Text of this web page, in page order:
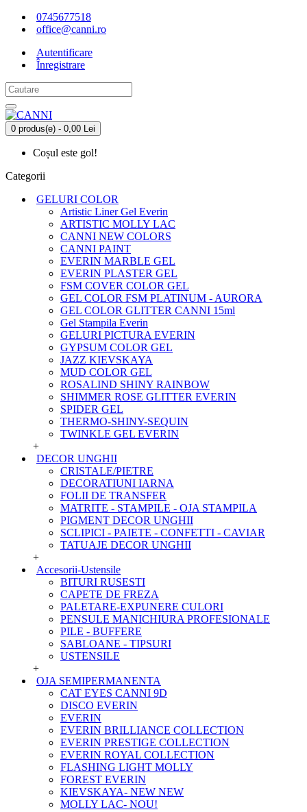
0745677518
office@canni.ro
Autentificare
Înregistrare
0 produs(e) - 0,00 Lei
Coșul este gol!
Categorii
GELURI COLOR
Artistic Liner Gel Everin
ARTISTIC MOLLY LAC
CANNI NEW COLORS
CANNI PAINT
EVERIN MARBLE GEL
EVERIN PLASTER GEL
FSM COVER COLOR GEL
GEL COLOR FSM PLATINUM - AURORA
GEL COLOR GLITTER CANNI 15ml
Gel Stampila Everin
GELURI PICTURA EVERIN
GYPSUM COLOR GEL
JAZZ KIEVSKAYA
MUD COLOR GEL
ROSALIND SHINY RAINBOW
SHIMMER ROSE GLITTER EVERIN
SPIDER GEL
THERMO-SHINY-SEQUIN
TWINKLE GEL EVERIN
+
DECOR UNGHII
CRISTALE/PIETRE
DECORATIUNI IARNA
FOLII DE TRANSFER
MATRITE - STAMPILE - OJA STAMPILA
PIGMENT DECOR UNGHII
SCLIPICI - PAIETE - CONFETTI - CAVIAR
TATUAJE DECOR UNGHII
+
Accesorii-Ustensile
BITURI RUSESTI
CAPETE DE FREZA
PALETARE-EXPUNERE CULORI
PENSULE MANICHIURA PROFESIONALE
PILE - BUFFERE
SABLOANE - TIPSURI
USTENSILE
+
OJA SEMIPERMANENTA
CAT EYES CANNI 9D
DISCO EVERIN
EVERIN
EVERIN BRILLIANCE COLLECTION
EVERIN PRESTIGE COLLECTION
EVERIN ROYAL COLLECTION
FLASHING LIGHT MOLLY
FOREST EVERIN
KIEVSKAYA- NEW NEW
MOLLY LAC- NOU!